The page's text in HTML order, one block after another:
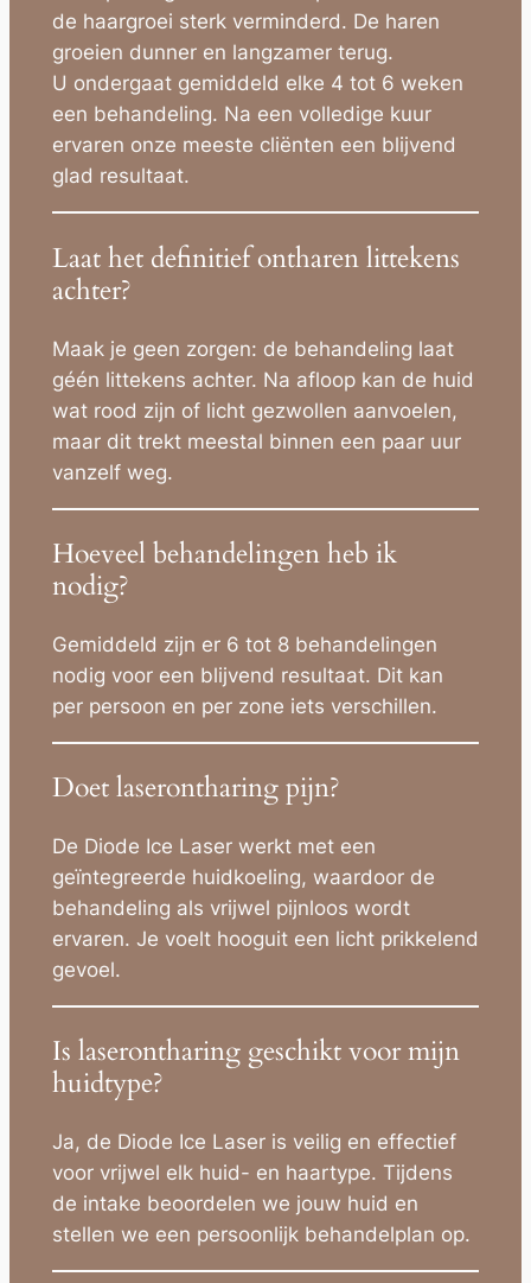
de haargroei sterk verminderd. De haren
groeien dunner en langzamer terug.
U ondergaat gemiddeld elke 4 tot 6 weken
een behandeling. Na een volledige kuur
ervaren onze meeste cliënten een blijvend
glad resultaat.
Laat het definitief ontharen littekens
achter?
Maak je geen zorgen: de behandeling laat
géén littekens achter. Na afloop kan de huid
wat rood zijn of licht gezwollen aanvoelen,
maar dit trekt meestal binnen een paar uur
vanzelf weg.
Hoeveel behandelingen heb ik
nodig?
Gemiddeld zijn er 6 tot 8 behandelingen
nodig voor een blijvend resultaat. Dit kan
per persoon en per zone iets verschillen.
Doet laserontharing pijn?
De Diode Ice Laser werkt met een
geïntegreerde huidkoeling, waardoor de
behandeling als vrijwel pijnloos wordt
ervaren. Je voelt hooguit een licht prikkelend
gevoel.
Is laserontharing geschikt voor mijn
huidtype?
Ja, de Diode Ice Laser is veilig en effectief
voor vrijwel elk huid- en haartype. Tijdens
de intake beoordelen we jouw huid en
stellen we een persoonlijk behandelplan op.